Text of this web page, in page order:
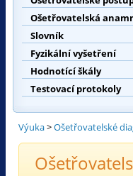
Ošetřovatelská
Slovník
Fyzikální vyšetření
Hodnotící škály
Testovací protokoly
Výuka>Ošetřovatelské